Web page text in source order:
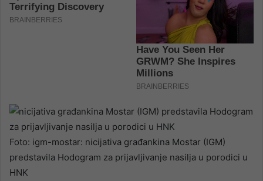
Foto: igm-mostar: nicijativa građankina Mostar (IGM)
predstavila Hodogram za prijavljivanje nasilja u porodici u
HNK